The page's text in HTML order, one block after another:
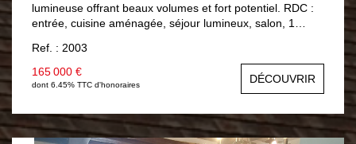
lumineuse offrant beaux volumes et fort potentiel. RDC :
entrée, cuisine aménagée, séjour lumineux, salon, 1
avec placards, WC avec lavabo. Terrain arboré d'env.
1550 m², sous-sol complet et dépendances. ? Électricité
refaite à neuf, VMC neuve. ?? Maison saine et
Ref. : 2003
165 000 €
dont 6.45% TTC d'honoraires DÉCOUVRIR